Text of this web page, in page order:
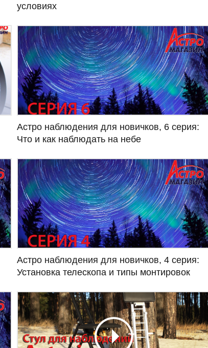
условиях
Астро наблюдения для новичков, 6 серия:
Что и как наблюдать на небе
Астро наблюдения для новичков, 4 серия:
Установка телескопа и типы монтировок